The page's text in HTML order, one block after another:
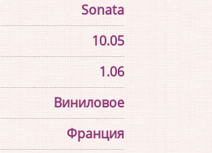
Sonata
10.05
1.06
Виниловое
Франция